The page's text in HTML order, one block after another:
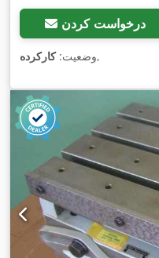
درخواست کردن
وضعیت:کارکرده ,